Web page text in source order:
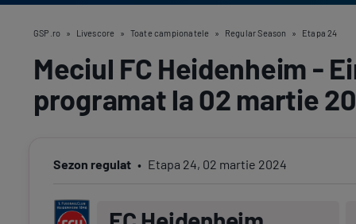
GSP.ro » Livescore » Toate campionatele » Regular Season » Etapa 24
Meciul FC Heidenheim -
programat la 02 martie
Sezon regulat Etapa 24, 02 martie 2024